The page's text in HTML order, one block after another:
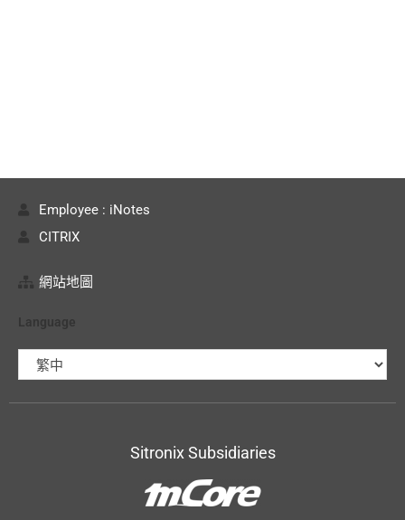
Employee : iNotes
CITRIX
網站地圖
Language
Sitronix Subsidiaries